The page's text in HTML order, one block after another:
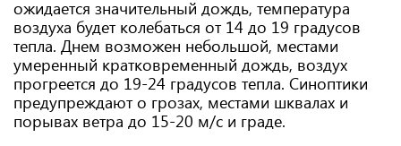
ожидается значительный дождь, температура
воздуха будет колебаться от 14 до 19 градусов
тепла. Днем возможен небольшой, местами
умеренный кратковременный дождь, воздух
прогреется до 19-24 градусов тепла. Синоптики
предупреждают о грозах, местами шквалах и
порывах ветра до 15-20 м/с и граде.